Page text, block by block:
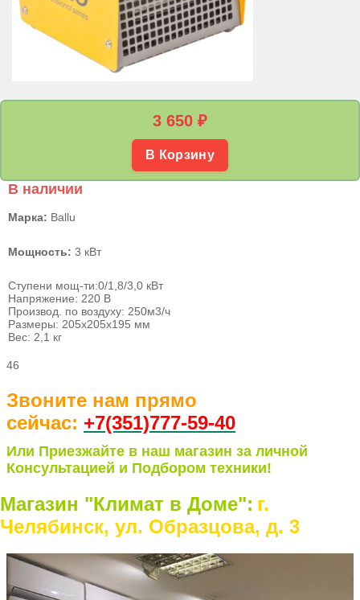
3 650 ₽
В Корзину
В наличии
Марка: Ballu
Мощность: 3 кВт
Ступени мощ-ти:0/1,8/3,0 кВт
Напряжение: 220 В
Производ. по воздуху: 250м3/ч
Размеры: 205х205х195 мм
Вес: 2,1 кг
46
Звоните нам прямо
сейчас: +7(351)777-59-40
Или Приезжайте в наш магазин за личной
Консультацией и Подбором техники!
Магазин "Климат в Доме": г.
Челябинск, ул. Образцова, д. 3